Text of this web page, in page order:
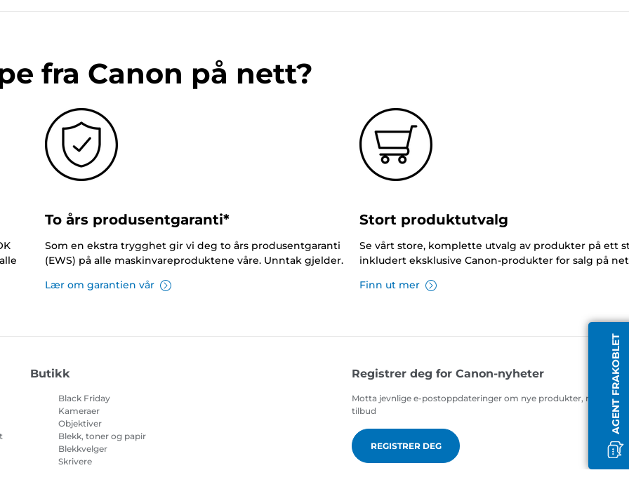
AGENT FRAKOBLET
fra Canon på nett?
To års produsentgaranti*
Som en ekstra trygghet gir vi deg to års produsentgaranti
(EWS) på alle maskinvareproduktene våre. Unntak gjelder.
Lær om garantien vår
Stort produktutvalg
Se vårt store, komplette utvalg av produkter på ett
inkludert eksklusive Canon-produkter for salg på
Finn ut mer
Butikk
Black Friday
Kameraer
Objektiver
Blekk, toner og papir
Blekkvelger
Skrivere
Registrer deg for Canon-nyheter
Motta jevnlige e-postoppdateringer om nye produkter, nyttige
tilbud
REGISTRER DEG